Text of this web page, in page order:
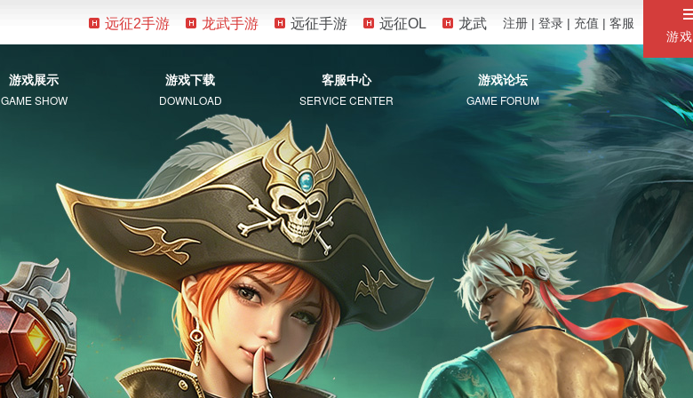
游
远征2手游 龙武手游 远征手游 远征OL 龙武 注册 | 登录 | 充值 | 客服
游戏展示
GAME SHOW
游戏下载
DOWNLOAD
客服中心
SERVICE CENTER
游戏论坛
GAME FORUM
客户端下载
补丁下载
常见问题
自助服务
常见问题
珍宝阁